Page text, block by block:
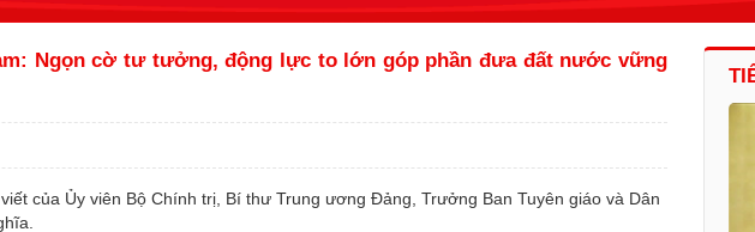
Ngọn cờ tư tưởng, động lực to lớn góp phần đưa đất nước vững
của Ủy viên Bộ Chính trị, Bí thư Trung ương Đảng, Trưởng Ban Tuyên giáo và Dân